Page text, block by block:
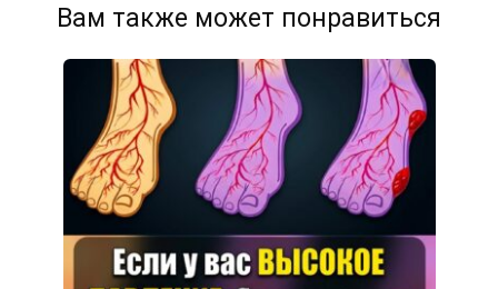
Вам также может понравиться